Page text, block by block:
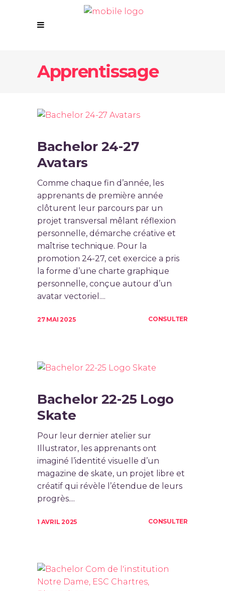
Apprentissage
Bachelor 24-27
Avatars
Comme chaque fin d’année, les
apprenants de première année
clôturent leur parcours par un
projet transversal mêlant réflexion
personnelle, démarche créative et
maîtrise technique. Pour la
promotion 24-27, cet exercice a pris
la forme d’une charte graphique
personnelle, conçue autour d’un
avatar vectoriel....
27 MAI 2025 CONSULTER
Bachelor 22-25 Logo
Skate
Pour leur dernier atelier sur
Illustrator, les apprenants ont
imaginé l’identité visuelle d’un
magazine de skate, un projet libre et
créatif qui révèle l’étendue de leurs
progrès....
1 AVRIL 2025 CONSULTER